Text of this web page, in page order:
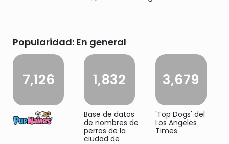
Popularidad: En general
7,126 1,832
Base de datos
de nombres de
perros de la
ciudad de
3,679
'Top Dogs' del
Los Angeles
Times